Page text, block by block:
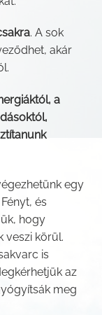
. A sok
akár
a
egy
és
hogy
veszi körül.
is
az
meg